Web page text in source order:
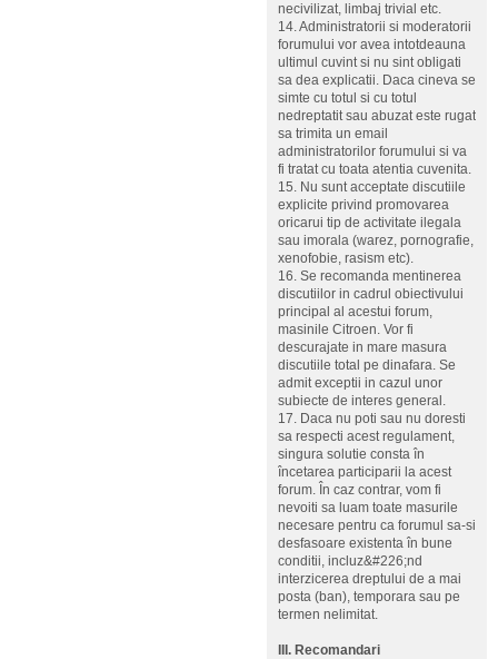
necivilizat, limbaj trivial etc.
14. Administratorii si moderatorii
forumului vor avea intotdeauna
ultimul cuvint si nu sint obligati
sa dea explicatii. Daca cineva se
simte cu totul si cu totul
nedreptatit sau abuzat este rugat
sa trimita un email
administratorilor forumului si va
fi tratat cu toata atentia cuvenita.
15. Nu sunt acceptate discutiile
explicite privind promovarea
oricarui tip de activitate ilegala
sau imorala (warez, pornografie,
xenofobie, rasism etc).
16. Se recomanda mentinerea
discutiilor in cadrul obiectivului
principal al acestui forum,
masinile Citroen. Vor fi
descurajate in mare masura
discutiile total pe dinafara. Se
admit exceptii in cazul unor
subiecte de interes general.
17. Daca nu poti sau nu doresti
sa respecti acest regulament,
singura solutie consta în
încetarea participarii la acest
forum. În caz contrar, vom fi
nevoiti sa luam toate masurile
necesare pentru ca forumul sa-si
desfasoare existenta în bune
conditii, incluz&#226;nd
interzicerea dreptului de a mai
posta (ban), temporara sau pe
termen nelimitat.
III. Recomandari